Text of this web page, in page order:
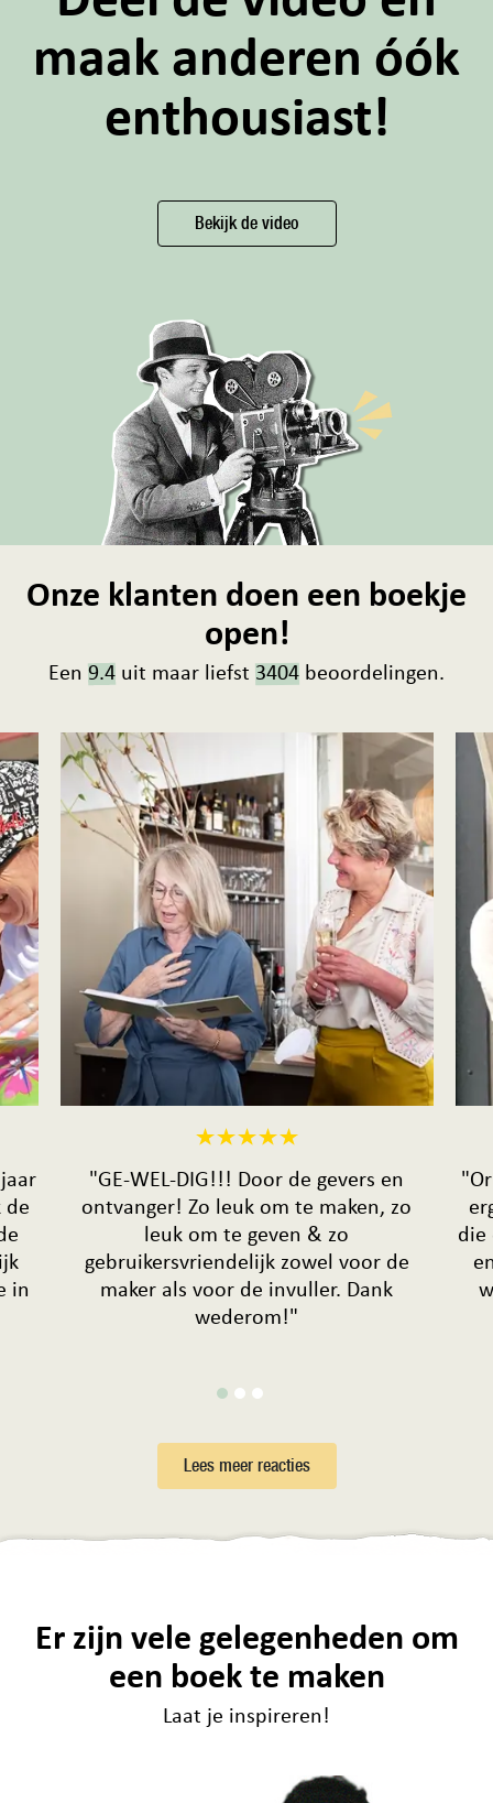
maak anderen óók
enthousiast!
Bekijk de video
Onze klanten doen een boekje
open!
Een 9.4 uit maar liefst 3404 beoordelingen.
de
in
"GE-WEL-DIG!!! Door de gevers en
ontvanger! Zo leuk om te maken, zo
leuk om te geven & zo
gebruikersvriendelijk zowel voor de
maker als voor de invuller. Dank
wederom!"
die
Lees meer reacties
Er zijn vele gelegenheden om
een boek te maken
Laat je inspireren!